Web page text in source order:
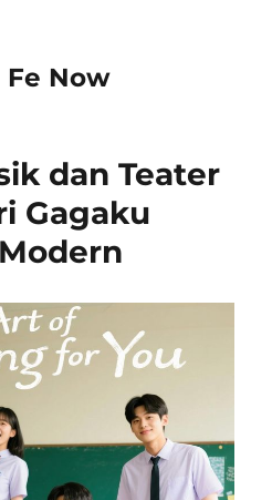
Fe Now
dan Teater
Gagaku